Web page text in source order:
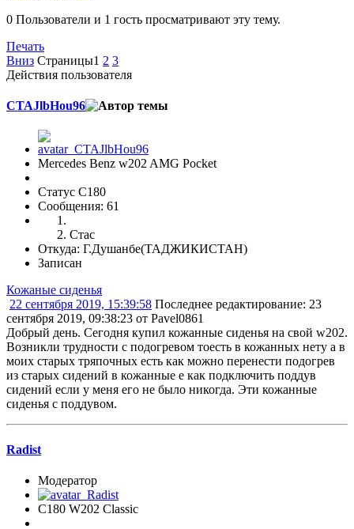
0 Пользователи и 1 гость просматривают эту тему.
Печать
Вниз Страницы1 2 3
Действия пользователя
CTAJlbHou96
Mercedes Benz w202 AMG Pocket
Статус C180
Сообщения: 61
Стас
Откуда: Г.Душанбе(ТАДЖИКИСТАН)
Записан
Кожаные сиденья
22 сентября 2019, 15:39:58 Последнее редактирование: 23
сентября 2019, 09:38:23 от Pavel0861
Добрый день. Сегодня купил кожанные сиденья на свой w202.
Возникли трудности с подогревом тоесть в кожанных нету а в
моих старых тряпочных есть как можно перенести подогрев
из старых сидений в кожанные е как подключить поддув
сидений если у меня его не было никогда. Эти кожанные
сиденья с поддувом.
Radist
Модератор
C180 W202 Classic